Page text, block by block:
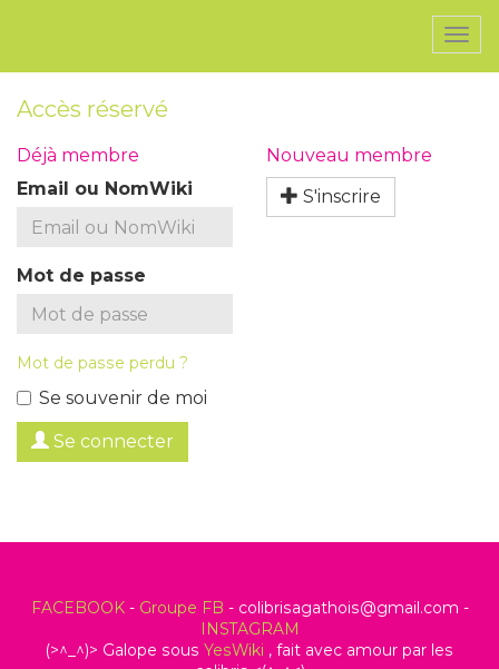
Accès réservé
Déjà membre
Email ou NomWiki
Mot de passe
Mot de passe perdu ?
Se souvenir de moi
Se connecter
Nouveau membre
S'inscrire
FACEBOOK- Groupe FB - colibrisagathois@gmail.com -
INSTAGRAM
(>^_^)> Galope sous YesWiki , fait avec amour par les